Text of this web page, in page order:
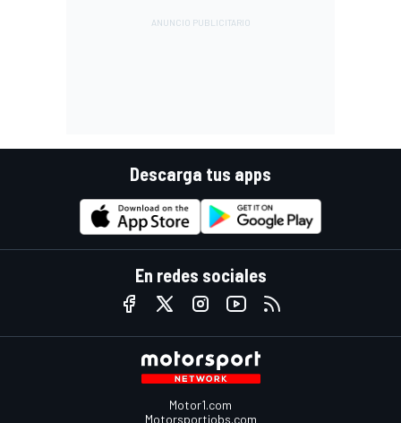
Descarga tus apps
En redes sociales
Motor1.com
Motorsportjobs.com